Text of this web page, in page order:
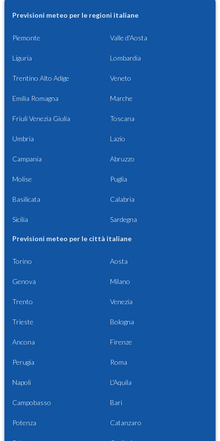
Previsioni meteo per le regioni italiane
Piemonte Valle d'Aosta
Liguria Lombardia
Trentino Alto Adige Veneto
Emilia Romagna Marche
Friuli Venezia Giulia Toscana
Umbria Lazio
Campania Abruzzo
Molise Puglia
Basilicata Calabria
Sicilia Sardegna
Previsioni meteo per le città italiane
Torino Aosta
Genova Milano
Trento Venezia
Trieste Bologna
Ancona Firenze
Perugia Roma
Napoli L'Aquila
Campobasso Bari
Potenza Catanzaro